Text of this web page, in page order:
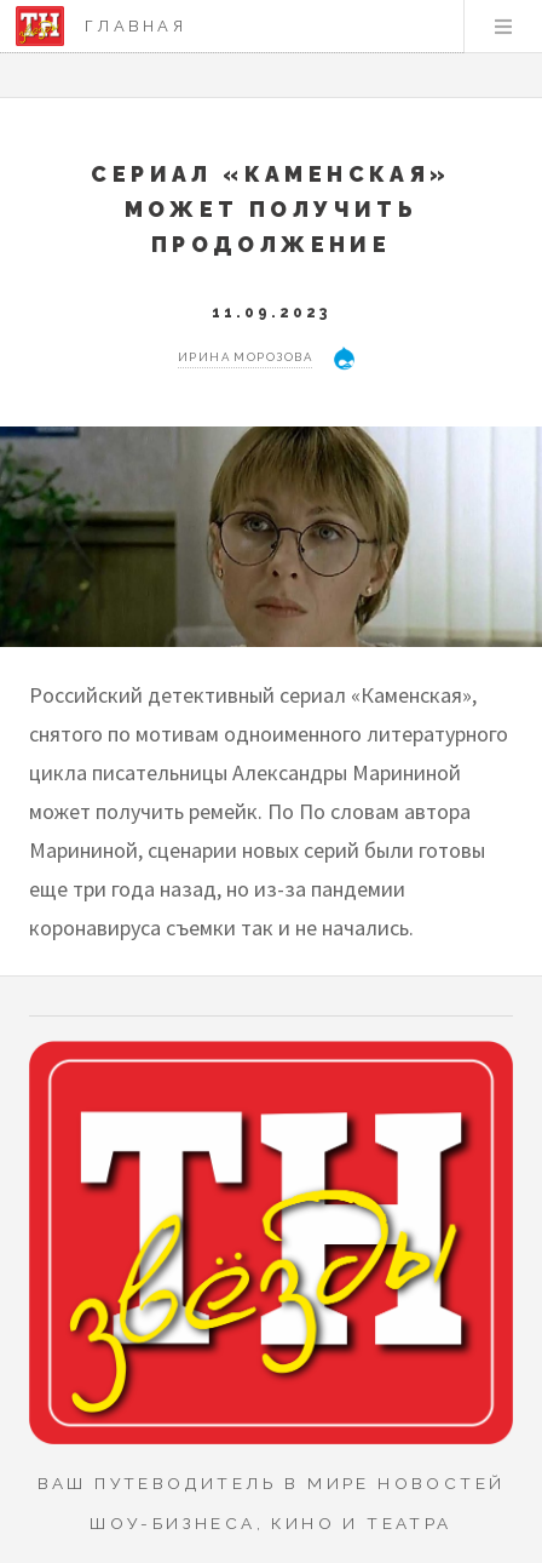
ГЛАВНАЯ
СЕРИАЛ «КАМЕНСКАЯ»
МОЖЕТ ПОЛУЧИТЬ
ПРОДОЛЖЕНИЕ
11.09.2023
ИРИНА МОРОЗОВА
Российский детективный сериал «Каменская»,
снятого по мотивам одноименного литературного
цикла писательницы Александры Марининой
может получить ремейк. По По словам автора
Марининой, сценарии новых серий были готовы
еще три года назад, но из-за пандемии
коронавируса съемки так и не начались.
ВАШ ПУТЕВОДИТЕЛЬ В МИРЕ НОВОСТЕЙ
ШОУ-БИЗНЕСА, КИНО И ТЕАТРА